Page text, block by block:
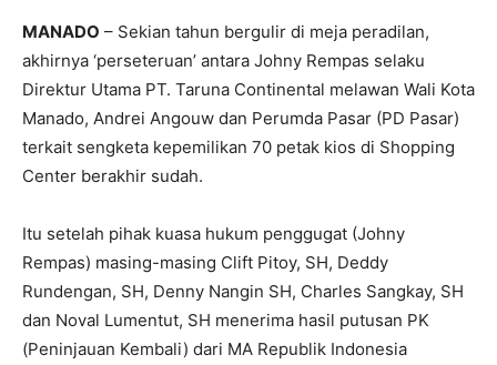
MANADO – Sekian tahun bergulir di meja peradilan,
akhirnya ‘perseteruan’ antara Johny Rempas selaku
Direktur Utama PT. Taruna Continental melawan Wali Kota
Manado, Andrei Angouw dan Perumda Pasar (PD Pasar)
terkait sengketa kepemilikan 70 petak kios di Shopping
Center berakhir sudah.
Itu setelah pihak kuasa hukum penggugat (Johny
Rempas) masing-masing Clift Pitoy, SH, Deddy
Rundengan, SH, Denny Nangin SH, Charles Sangkay, SH
dan Noval Lumentut, SH menerima hasil putusan PK
(Peninjauan Kembali) dari MA Republik Indonesia